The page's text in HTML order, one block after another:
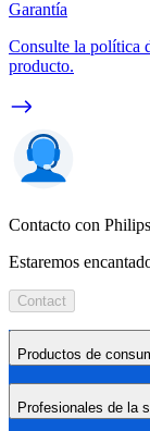
Garantía
Consulte la política
producto.
Contacto con Philips
Estaremos
Contact
Productos de
Profesionales de la